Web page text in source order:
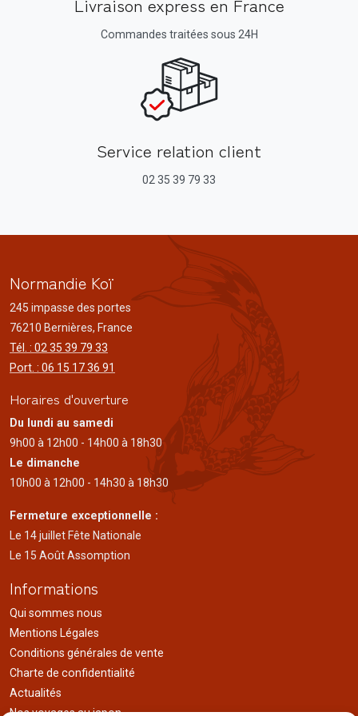
Livraison express en France
Commandes traitées sous 24H
Service relation client
02 35 39 79 33
Normandie Koï
245 impasse des portes
76210 Bernières, France
Tél. : 02 35 39 79 33
Port. : 06 15 17 36 91
Horaires d'ouverture
Du lundi au samedi
9h00 à 12h00 - 14h00 à 18h30
Le dimanche
10h00 à 12h00 - 14h30 à 18h30
Fermeture exceptionnelle :
Le 14 juillet Fête Nationale
Le 15 Août Assomption
Informations
Qui sommes nous
Mentions Légales
Conditions générales de vente
Charte de confidentialité
Actualités
Nos voyages au japon